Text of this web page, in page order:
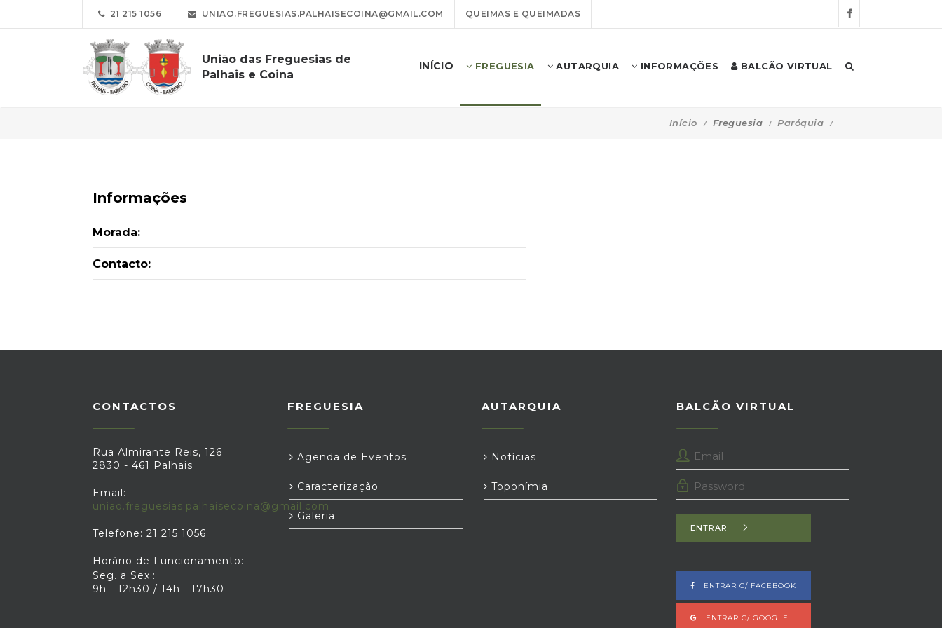
21 215 1056 UNIAO.FREGUESIAS.PALHAISECOINA@GMAIL.COM QUEIMAS E QUEIMADAS
União das Freguesias de
Palhais e Coina
INÍCIO FREGUESIA AUTARQUIA INFORMAÇÕES BALCÃO VIRTUAL
Início Freguesia Paróquia
Informações
Morada:
Contacto:
CONTACTOS
Rua Almirante Reis, 126
2830 - 461 Palhais
Email:
uniao.freguesias.palhaisecoina@gmail.com
Telefone: 21 215 1056
Horário de Funcionamento:
Seg. a Sex.:
9h - 12h30 / 14h - 17h30
FREGUESIA
Agenda de Eventos
Caracterização
Galeria
AUTARQUIA
Notícias
Toponímia
BALCÃO VIRTUAL
ENTRAR
ENTRAR C/ FACEBOOK
ENTRAR C/ GOOGLE